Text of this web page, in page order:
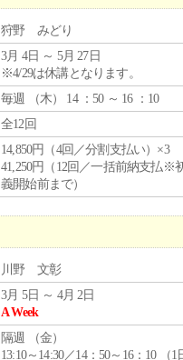
狩野 みどり
3月 4日 ～ 5月 27日
※4/29は休講となります。
毎週 （木） 14 ：50 ～ 16 ：10
全12回
14,850円（4回／分割支払い）×3
41,250円（12回／一括前納支払※
義開始前まで）
川野 文彰
3月 5日 ～ 4月 2日
A Week
隔週 （金）
13:10～14:30／14：50～16：10 （1